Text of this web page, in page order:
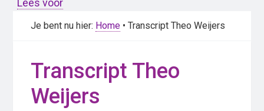
Lees voor
Je bent nu hier: Home • Transcript Theo Weijers
Transcript Theo
Weijers